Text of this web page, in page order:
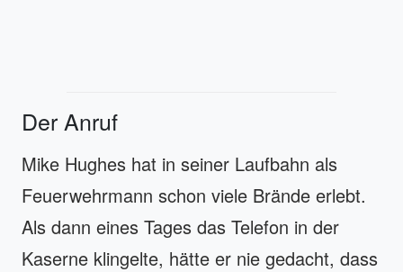
Der Anruf
Mike Hughes hat in seiner Laufbahn als
Feuerwehrmann schon viele Brände erlebt.
Als dann eines Tages das Telefon in der
Kaserne klingelte, hätte er nie gedacht, dass